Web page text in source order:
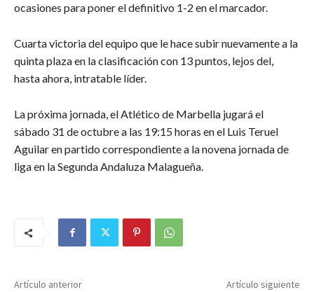
ocasiones para poner el definitivo 1-2 en el marcador.
Cuarta victoria del equipo que le hace subir nuevamente a la
quinta plaza en la clasificación con 13 puntos, lejos del,
hasta ahora, intratable líder.
La próxima jornada, el Atlético de Marbella jugará el
sábado 31 de octubre a las 19:15 horas en el Luis Teruel
Aguilar en partido correspondiente a la novena jornada de
liga en la Segunda Andaluza Malagueña.
Artículo anterior Artículo siguiente